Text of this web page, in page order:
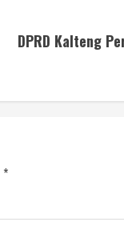
DPRD Kalteng
*